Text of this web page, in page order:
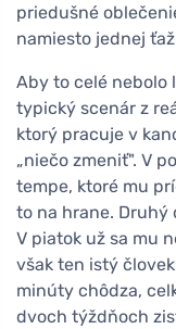
priedušné
namiesto jednej
Aby to celé nebolo
typický scenár z
ktorý pracuje v
„niečo zmeniť". V
tempe, ktoré mu
to na hrane. Druhý
V piatok už sa mu
však ten istý
minúty chôdza,
dvoch týždňoch